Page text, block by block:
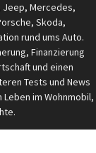
Jeep, Mercedes,
Skoda,
rund ums Auto.
Finanzierung
und einen
Tests und News
im Wohnmobil,